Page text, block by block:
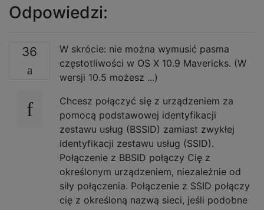
Odpowiedzi:
36
W skrócie: nie można wymusić pasma
częstotliwości w OS X 10.9 Mavericks. (W
wersji 10.5 możesz ...)
Chcesz połączyć się z urządzeniem za
pomocą podstawowej identyfikacji
zestawu usług (BSSID) zamiast zwykłej
identyfikacji zestawu usług (SSID).
Połączenie z BBSID połączy Cię z
określonym urządzeniem, niezależnie od
siły połączenia. Połączenie z SSID połączy
cię z określoną nazwą sieci, jeśli podobne